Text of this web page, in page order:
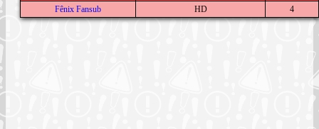
Fênix Fansub
HD 4